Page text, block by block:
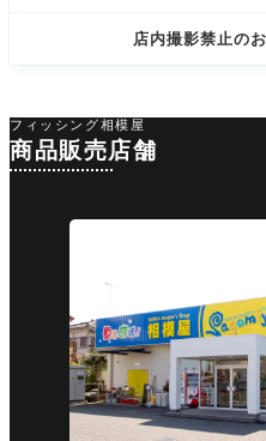
店内撮影禁止の
フィッシング相模屋
商品販売店舗